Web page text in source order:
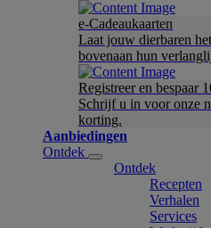
e-Cadeaukaarten
Laat jouw dierbaren
bovenaan hun
Registreer en bespaar
Schrijf u in voor onze
korting.
Aanbiedingen
Ontdek
Ontdek
Recepten
Verhalen
Services